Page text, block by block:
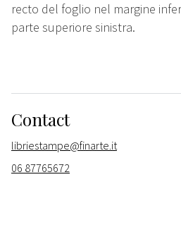
recto del foglio nel margine
parte superiore sinistra.
Contact
libriestampe@finarte.it
06 87765672